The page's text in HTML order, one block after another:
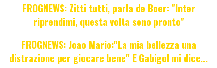
FROGNEWS: Zitti tutti, parla de Boer: "Inter
riprendimi, questa volta sono pronto"
FROGNEWS: Joao Mario:"La mia bellezza una
distrazione per giocare bene" E Gabigol mi dice...